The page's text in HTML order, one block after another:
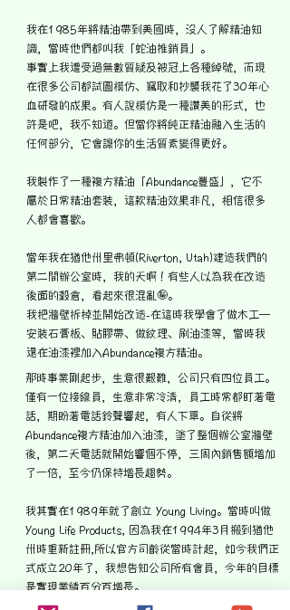
我在1985年將精油帶到美國時，沒人了解精油知
識，當時他們都叫我「蛇油推銷員」。
事實上我遭受過無數質疑及被冠上各種綽號，而現
在很多公司都試圖模仿、竊取和抄襲我花了30年心
血研發的成果。有人說模仿是一種讚美的形式，也
許是吧，我不知道。但當你將純正精油融入生活的
任何部分，它會讓你的生活質素變得更好。
我製作了一種複方精油「Abundance豐盛」，它不
屬於日常精油套裝，這款精油效果非凡，相信很多
人都會喜歡。
當年我在猶他州里弗頓(Riverton, Utah)建造我們的
第二間辦公室時，我的天啊！有些人以為我在改造
後面的穀倉，看起來很混亂🤪。
我把牆壁拆掉並開始改造-在這時我學會了做木工—
安裝石膏板、貼膠帶、做紋理、刷油漆等，當時我
還在油漆裡加入Abundance複方精油。
那時事業剛起步，生意很艱難，公司只有四位員工。
僅有一位接線員，生意非常冷清，員工時常都盯著電
話，期盼著電話鈴聲響起，有人下單。自從將
Abundance複方精油加入油漆，塗了整個辦公室牆壁
後，第二天電話就開始響個不停，三周內銷售額增加
了一倍，至今仍保持增長趨勢。
我其實在1989年就了創立 Young Living。當時叫做
Young Life Products, 因為我在1994年3月搬到猶他
州時重新註冊,所以官方司齡從當時計起，如今我們正
式成立20年了，我想告知公司所有會員，今年的目標
是實現業績百分百增長。